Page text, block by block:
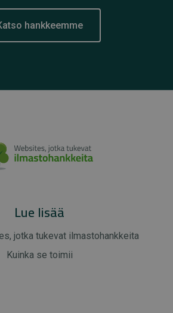
hankkeemme
Lue lisää
jotka tukevat ilmastohankkeita
Kuinka se toimii